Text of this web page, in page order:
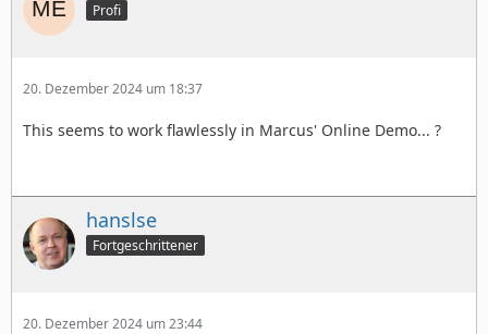
Profi
20. Dezember 2024 um 18:37
This seems to work flawlessly in Marcus' Online Demo... ?
hanslse
Fortgeschrittener
20. Dezember 2024 um 23:44